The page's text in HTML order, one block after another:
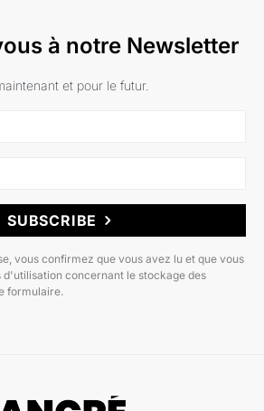
à notre Newsletter
et pour le futur.
SUBSCRIBE
vous confirmez que vous avez lu et que vous
concernant le stockage des
formulaire.